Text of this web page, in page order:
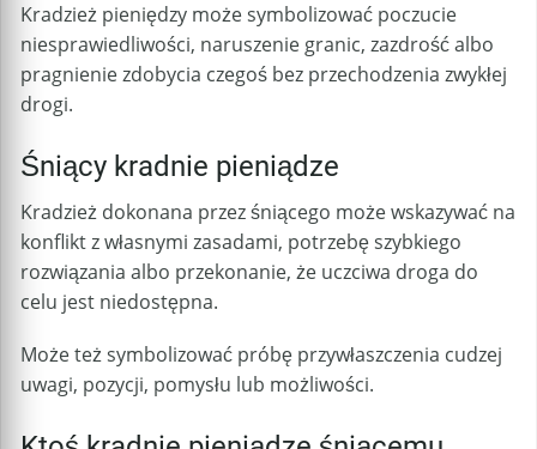
Kradzież pieniędzy może symbolizować poczucie
niesprawiedliwości, naruszenie granic, zazdrość albo
pragnienie zdobycia czegoś bez przechodzenia zwykłej
drogi.
Śniący kradnie pieniądze
Kradzież dokonana przez śniącego może wskazywać na
konflikt z własnymi zasadami, potrzebę szybkiego
rozwiązania albo przekonanie, że uczciwa droga do
celu jest niedostępna.
Może też symbolizować próbę przywłaszczenia cudzej
uwagi, pozycji, pomysłu lub możliwości.